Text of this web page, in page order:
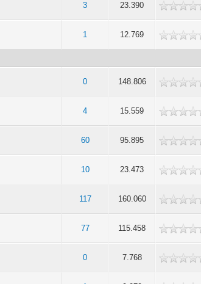
3 23.390
1 12.769
0 148.806
4 15.559
60 95.895
10 23.473
117 160.060
77 115.458
0 7.768